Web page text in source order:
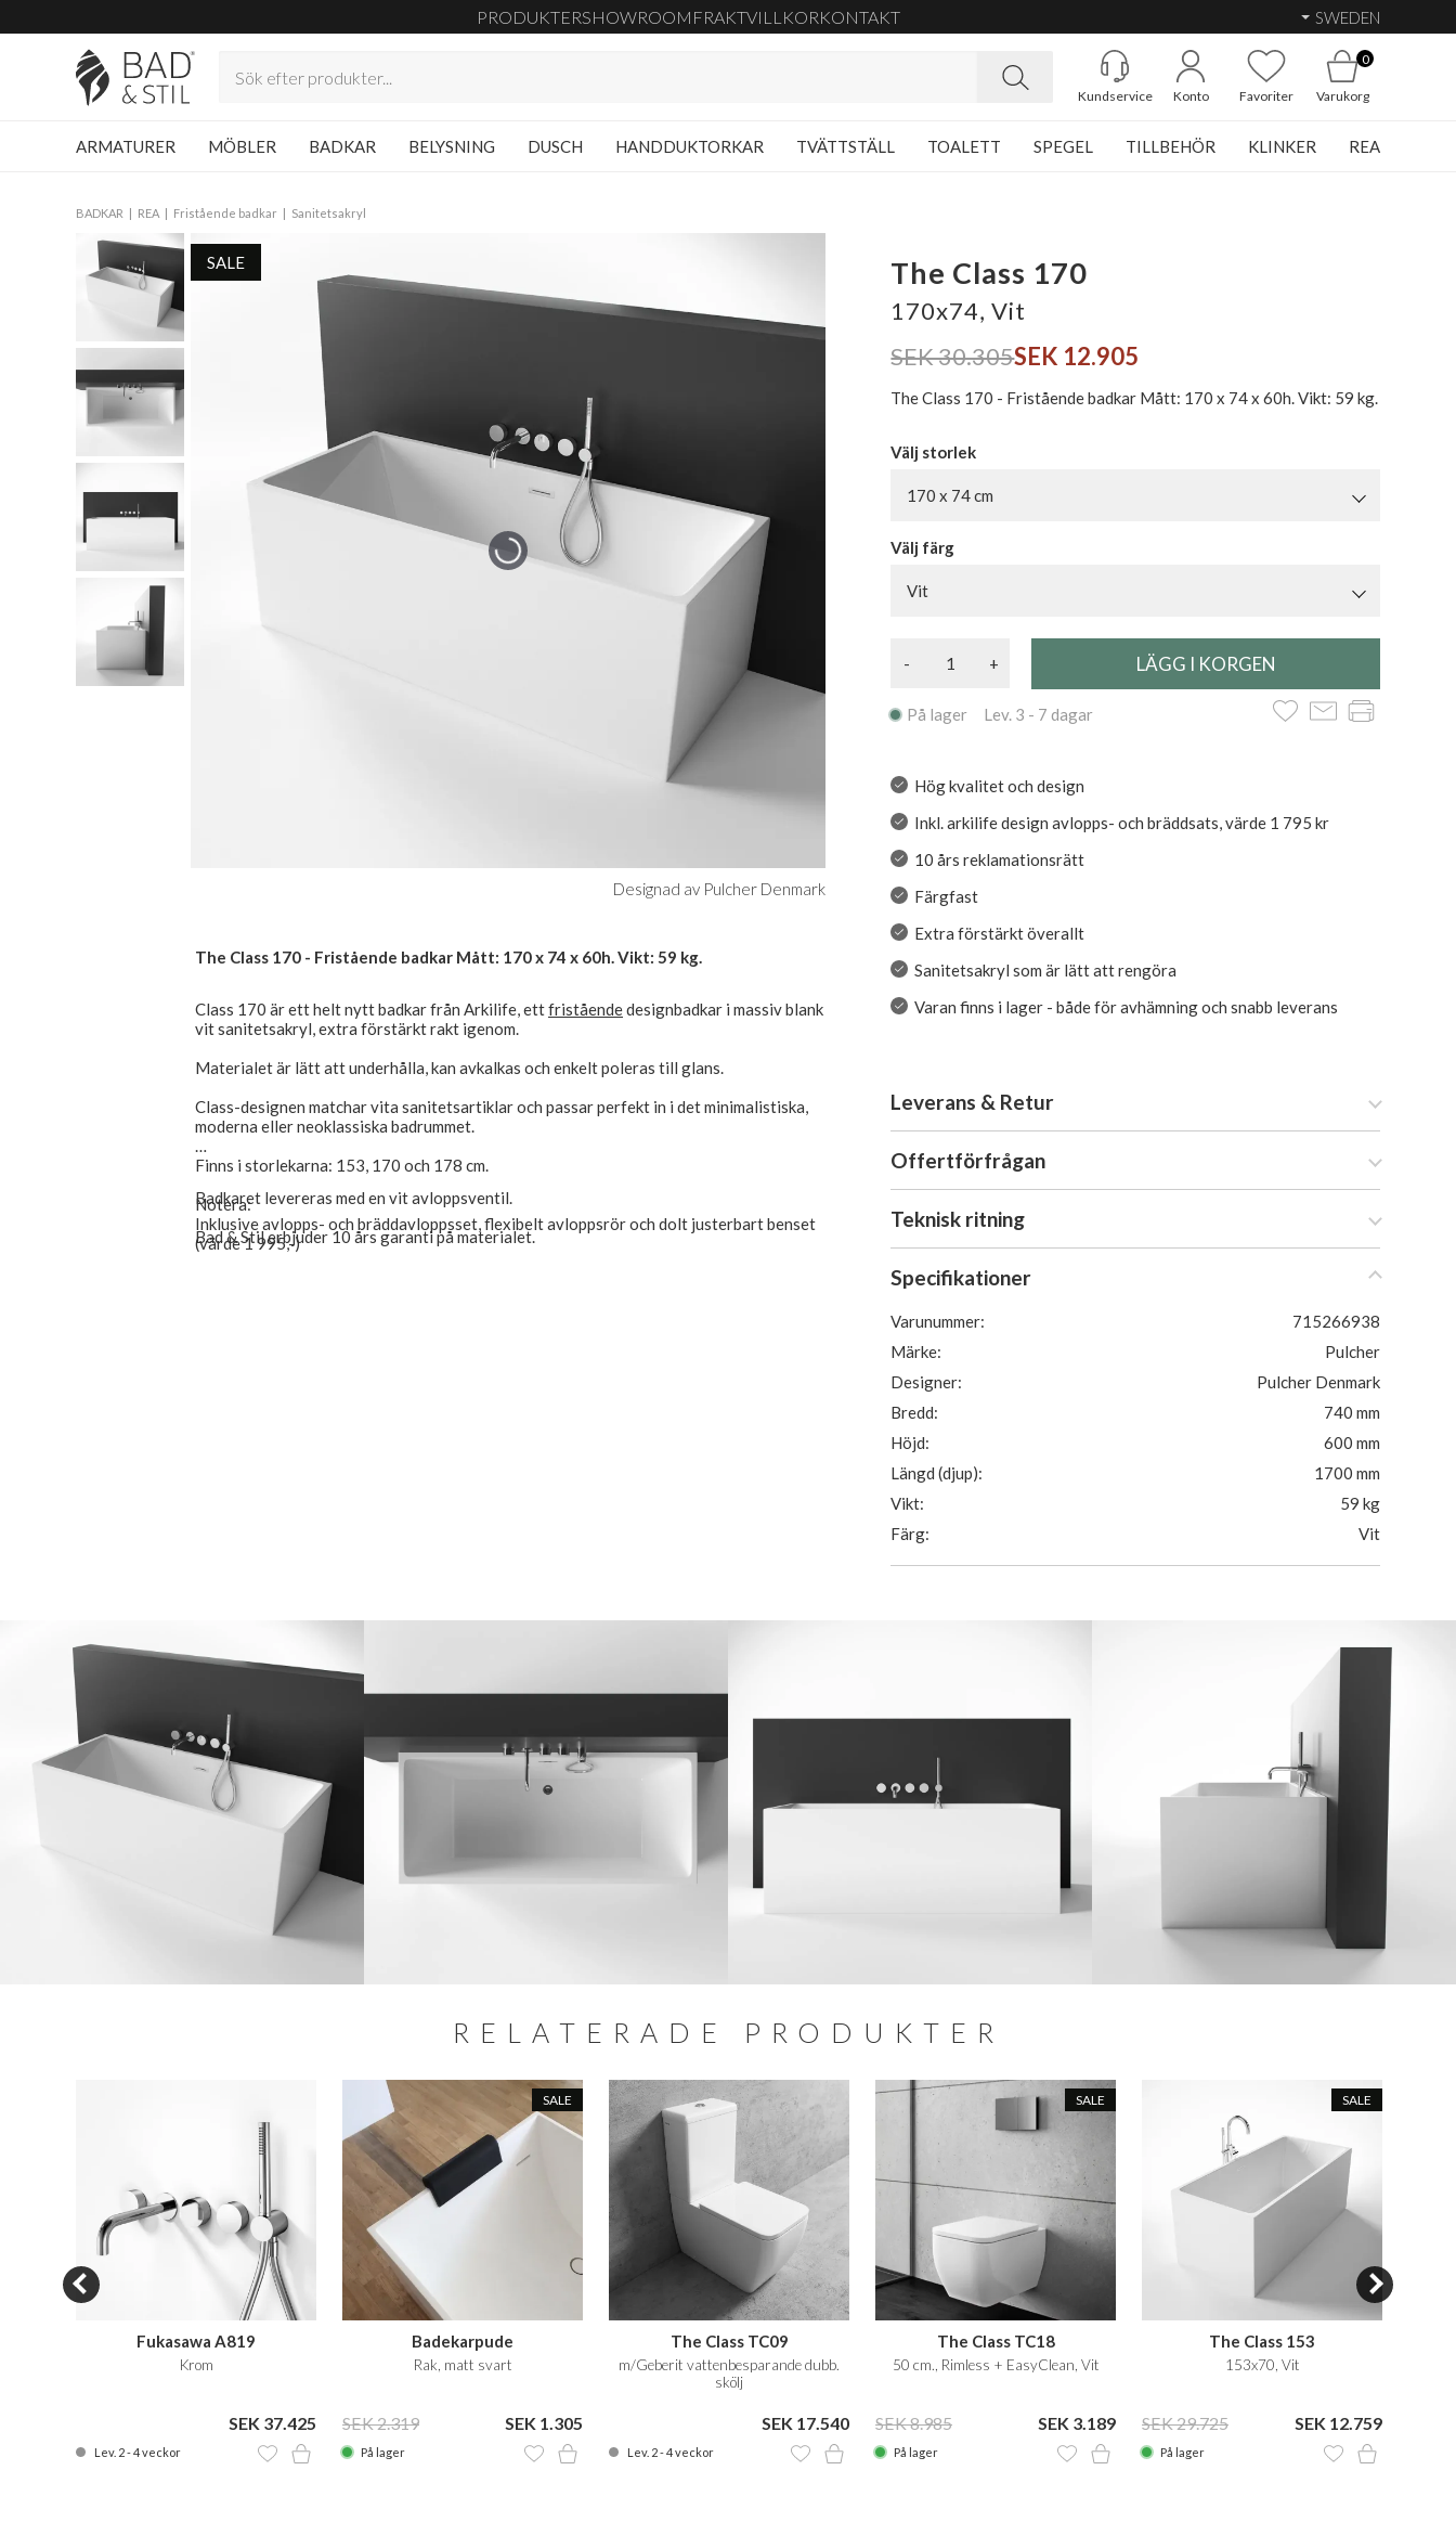
PRODUKTERSHOWROOM FRAKTVILLKORKONTAKT SWEDEN
Kundservice Konto Favoriter
0
Varukorg
ARMATURER MÖBLER BADKAR BELYSNING DUSCH HANDDUKTORKAR TVÄTTSTÄLL TOALETT SPEGEL TILLBEHÖR KLINKER REA
BADKAR REA Fristående badkar Sanitetsakryl
SALE
Designad av Pulcher Denmark
The Class 170 - Fristående badkar Mått: 170 x 74 x 60h. Vikt: 59 kg.
Class 170 är ett helt nytt badkar från Arkilife, ettfriståendedesignbadkar i massiv blank
vit sanitetsakryl, extra förstärkt rakt igenom.
Materialet är lätt att underhålla, kan avkalkas och enkelt poleras till glans.
Class-designen matchar vita sanitetsartiklar och passar perfekt in i det minimalistiska,
moderna eller neoklassiska badrummet.
Finns i storlekarna: 153, 170 och 178 cm.
Notera:
Inklusive avlopps- och bräddavloppsset, flexibelt avloppsrör och dolt justerbart benset
(värde 1 995,-)
Badkaret levereras med en vit avloppsventil.
Bad & Stil erbjuder 10 års garanti på materialet.
The Class 170
170x74, Vit
SEK 30.305SEK 12.905
The Class 170 - Fristående badkar Mått: 170 x 74 x 60h. Vikt: 59 kg.
Välj storlek
170 x 74 cm
Välj färg
Vit
- +
På lager Lev. 3 - 7 dagar
Hög kvalitet och design
Inkl. arkilife design avlopps- och bräddsats, värde 1 795 kr
10 års reklamationsrätt
Färgfast
Extra förstärkt överallt
Sanitetsakryl som är lätt att rengöra
Varan finns i lager - både för avhämning och snabb leverans
Leverans & Retur
Offertförfrågan
Teknisk ritning
Specifikationer
Varunummer:
715266938
Märke:
Pulcher
Designer:
Pulcher Denmark
Bredd:
740 mm
Höjd:
600 mm
Längd (djup):
1700 mm
Vikt:
59 kg
Färg:
Vit
RELATERADE PRODUKTER
Fukasawa A819
Krom
SEK 37.425
Lev. 2 - 4 veckor
SALE
Badekarpude
Rak, matt svart
SEK 2.319 SEK 1.305
På lager
The Class TC09
m/Geberit vattenbesparande dubb.
skölj
SEK 17.540
Lev. 2 - 4 veckor
SALE
The Class TC18
50 cm., Rimless + EasyClean, Vit
SEK 8.985 SEK 3.189
På lager
SALE
The Class 153
153x70, Vit
SEK 29.725 SEK 12.759
På lager